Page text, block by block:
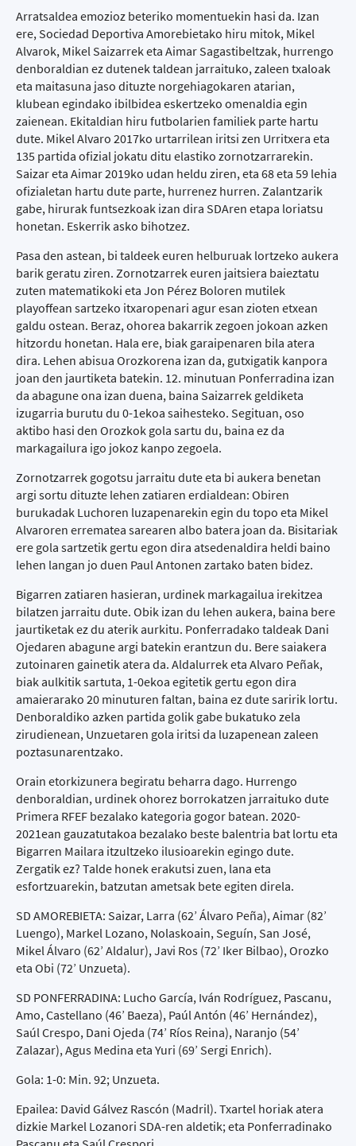
Arratsaldea emozioz beteriko momentuekin hasi da. Izan
ere, Sociedad Deportiva Amorebietako hiru mitok, Mikel
Alvarok, Mikel Saizarrek eta Aimar Sagastibeltzak, hurrengo
denboraldian ez dutenek taldean jarraituko, zaleen txaloak
eta maitasuna jaso dituzte norgehiagokaren atarian,
klubean egindako ibilbidea eskertzeko omenaldia egin
zaienean. Ekitaldian hiru futbolarien familiek parte hartu
dute. Mikel Alvaro 2017ko urtarrilean iritsi zen Urritxera eta
135 partida ofizial jokatu ditu elastiko zornotzarrarekin.
Saizar eta Aimar 2019ko udan heldu ziren, eta 68 eta 59 lehia
ofizialetan hartu dute parte, hurrenez hurren. Zalantzarik
gabe, hirurak funtsezkoak izan dira SDAren etapa loriatsu
honetan. Eskerrik asko bihotzez.
Pasa den astean, bi taldeek euren helburuak lortzeko aukera
barik geratu ziren. Zornotzarrek euren jaitsiera baieztatu
zuten matematikoki eta Jon Pérez Boloren mutilek
playoffean sartzeko itxaropenari agur esan zioten etxean
galdu ostean. Beraz, ohorea bakarrik zegoen jokoan azken
hitzordu honetan. Hala ere, biak garaipenaren bila atera
dira. Lehen abisua Orozkorena izan da, gutxigatik kanpora
joan den jaurtiketa batekin. 12. minutuan Ponferradina izan
da abagune ona izan duena, baina Saizarrek geldiketa
izugarria burutu du 0-1ekoa saihesteko. Segituan, oso
aktibo hasi den Orozkok gola sartu du, baina ez da
markagailura igo jokoz kanpo zegoela.
Zornotzarrek gogotsu jarraitu dute eta bi aukera benetan
argi sortu dituzte lehen zatiaren erdialdean: Obiren
burukadak Luchoren luzapenarekin egin du topo eta Mikel
Alvaroren errematea sarearen albo batera joan da. Bisitariak
ere gola sartzetik gertu egon dira atsedenaldira heldi baino
lehen langan jo duen Paul Antonen zartako baten bidez.
Bigarren zatiaren hasieran, urdinek markagailua irekitzea
bilatzen jarraitu dute. Obik izan du lehen aukera, baina bere
jaurtiketak ez du aterik aurkitu. Ponferradako taldeak Dani
Ojedaren abagune argi batekin erantzun du. Bere saiakera
zutoinaren gainetik atera da. Aldalurrek eta Alvaro Peñak,
biak aulkitik sartuta, 1-0ekoa egitetik gertu egon dira
amaierarako 20 minuturen faltan, baina ez dute saririk lortu.
Denboraldiko azken partida golik gabe bukatuko zela
zirudienean, Unzuetaren gola iritsi da luzapenean zaleen
poztasunarentzako.
Orain etorkizunera begiratu beharra dago. Hurrengo
denboraldian, urdinek ohorez borrokatzen jarraituko dute
Primera RFEF bezalako kategoria gogor batean. 2020-
2021ean gauzatutakoa bezalako beste balentria bat lortu eta
Bigarren Mailara itzultzeko ilusioarekin egingo dute.
Zergatik ez? Talde honek erakutsi zuen, lana eta
esfortzuarekin, batzutan ametsak bete egiten direla.
SD AMOREBIETA: Saizar, Larra (62’ Álvaro Peña), Aimar (82’
Luengo), Markel Lozano, Nolaskoain, Seguín, San José,
Mikel Álvaro (62’ Aldalur), Javi Ros (72’ Iker Bilbao), Orozko
eta Obi (72’ Unzueta).
SD PONFERRADINA: Lucho García, Iván Rodríguez, Pascanu,
Amo, Castellano (46’ Baeza), Paúl Antón (46’ Hernández),
Saúl Crespo, Dani Ojeda (74’ Ríos Reina), Naranjo (54’
Zalazar), Agus Medina eta Yuri (69’ Sergi Enrich).
Gola: 1-0: Min. 92; Unzueta.
Epailea: David Gálvez Rascón (Madril). Txartel horiak atera
dizkie Markel Lozanori SDA-ren aldetik; eta Ponferradinako